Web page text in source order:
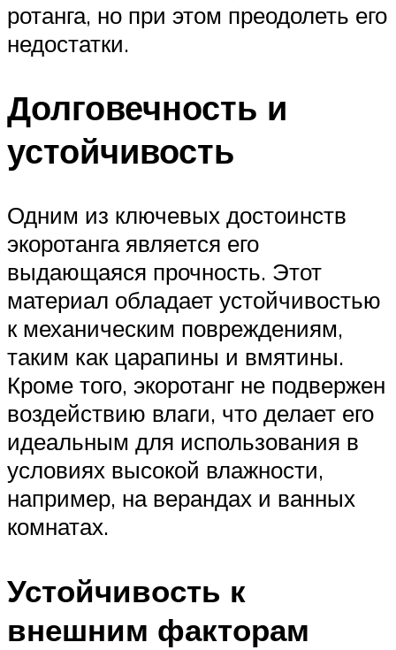
ротанга, но при этом преодолеть его
недостатки.
Долговечность и
устойчивость
Одним из ключевых достоинств
экоротанга является его
выдающаяся прочность. Этот
материал обладает устойчивостью
к механическим повреждениям,
таким как царапины и вмятины.
Кроме того, экоротанг не подвержен
воздействию влаги, что делает его
идеальным для использования в
условиях высокой влажности,
например, на верандах и ванных
комнатах.
Устойчивость к
внешним факторам